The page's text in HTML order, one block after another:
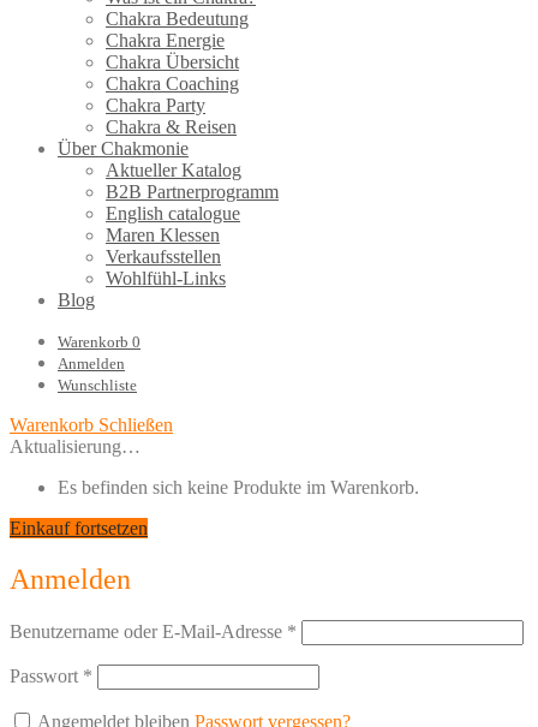
Chakra Bedeutung
Chakra Energie
Chakra Übersicht
Chakra Coaching
Chakra Party
Chakra & Reisen
Über Chakmonie
Aktueller Katalog
B2B Partnerprogramm
English catalogue
Maren Klessen
Verkaufsstellen
Wohlfühl-Links
Blog
Warenkorb 0
Anmelden
Wunschliste
Warenkorb Schließen
Aktualisierung…
Es befinden sich keine Produkte im Warenkorb.
Einkauf fortsetzen
Anmelden
Benutzername oder E-Mail-Adresse *
Passwort *
Angemeldet bleiben Passwort vergessen?